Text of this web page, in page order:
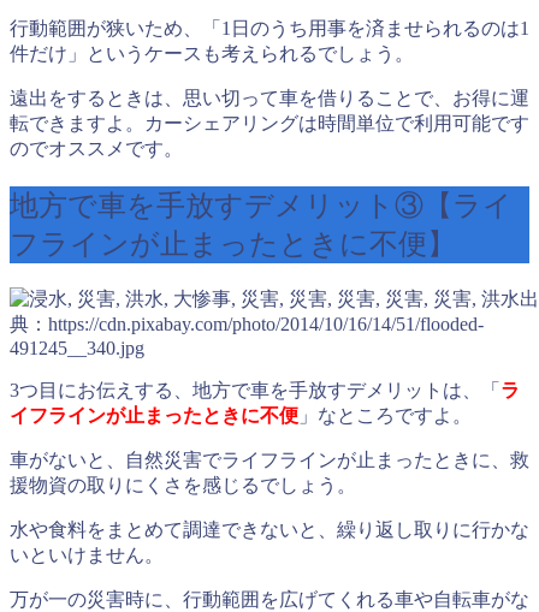
行動範囲が狭いため、「1日のうち用事を済ませられるのは1
件だけ」というケースも考えられるでしょう。
遠出をするときは、思い切って車を借りることで、お得に運
転できますよ。カーシェアリングは時間単位で利用可能です
のでオススメです。
地方で車を手放すデメリット③【ライ
フラインが止まったときに不便】
出
典：https://cdn.pixabay.com/photo/2014/10/16/14/51/flooded-
491245__340.jpg
3つ目にお伝えする、地方で車を手放すデメリットは、「 ラ
イフラインが止まったときに不便 」なところですよ。
車がないと、自然災害でライフラインが止まったときに、救
援物資の取りにくさを感じるでしょう。
水や食料をまとめて調達できないと、繰り返し取りに行かな
いといけません。
万が一の災害時に、行動範囲を広げてくれる車や自転車がな